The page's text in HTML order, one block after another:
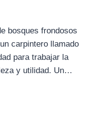
bosques frondosos
carpintero llamado
para trabajar la
y utilidad. Un…